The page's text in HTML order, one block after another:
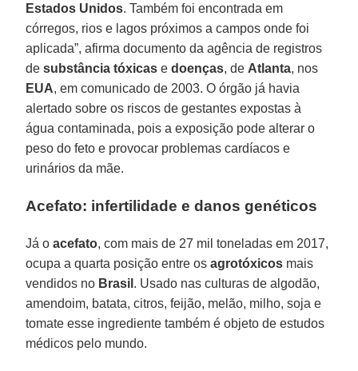
Estados Unidos. Também foi encontrada em
córregos, rios e lagos próximos a campos onde foi
aplicada”, afirma documento da agência de registros
desubstância tóxicas edoenças, de Atlanta, nos
EUA, em comunicado de 2003. O órgão já havia
alertado sobre os riscos de gestantes expostas à
água contaminada, pois a exposição pode alterar o
peso do feto e provocar problemas cardíacos e
urinários da mãe.
Acefato: infertilidade e danos genéticos
Já oacefato, com mais de 27 mil toneladas em 2017,
ocupa a quarta posição entre osagrotóxicos mais
vendidos no Brasil . Usado nas culturas de algodão,
amendoim, batata, citros, feijão, melão, milho, soja e
tomate esse ingrediente também é objeto de estudos
médicos pelo mundo.